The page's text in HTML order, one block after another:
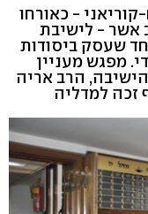
- כאורחו
אשר - לישיבת
שעסק ביסודות
מפגש מעניין
הרב אריה
זכה למדליה